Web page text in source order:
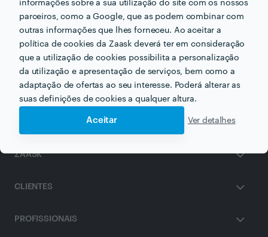
informações sobre a sua utilização do site com os nossos
parceiros, como a Google, que as podem combinar com
outras informações que lhes forneceu. Ao aceitar a
política de cookies da Zaask deverá ter em consideração
que a utilização de cookies possibilita a personalização
da utilização e apresentação de serviços, bem como a
adaptação de ofertas ao seu interesse. Poderá alterar as
suas definições de cookies a qualquer altura.
Aceitar Ver detalhes
Outros serviços proporcionados por
Reiki em matosinhos
ZAASK
CLIENTES
PROFISSIONAIS